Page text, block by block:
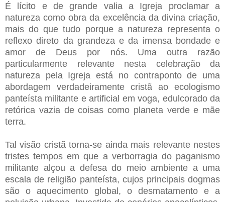
É lícito e de grande valia a Igreja proclamar a
natureza como obra da excelência da divina criação,
mais do que tudo porque a natureza representa o
reflexo direto da grandeza e da imensa bondade e
amor de Deus por nós. Uma outra razão
particularmente relevante nesta celebração da
natureza pela Igreja está no contraponto de uma
abordagem verdadeiramente cristã ao ecologismo
panteísta militante e artificial em voga, edulcorado da
retórica vazia de coisas como planeta verde e mãe
terra.
Tal visão cristã torna-se ainda mais relevante nestes
tristes tempos em que a verborragia do paganismo
militante alçou a defesa do meio ambiente a uma
escala de religião panteísta, cujos principais dogmas
são o aquecimento global, o desmatamento e a